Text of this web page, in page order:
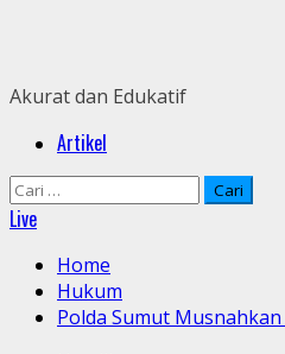
Akurat dan Edukatif
PrimaryArtikel
Cari
untuk:
Live
Home
Hukum
Polda Sumut